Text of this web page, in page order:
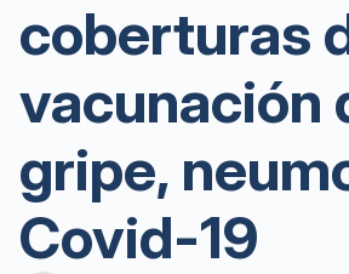
coberturas
vacunación
gripe,
Covid-19